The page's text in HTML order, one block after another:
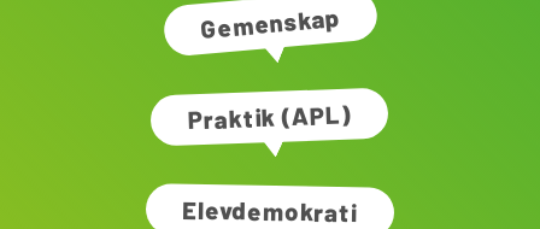
Gemenskap
Praktik (APL)
Elevdemokrati